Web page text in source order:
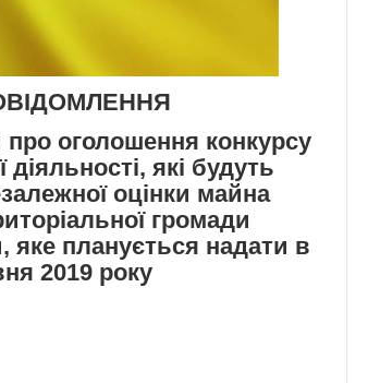
оголошення конкурсу
діяльності, які будуть
оцінки майна
громади
яке планується надати в
2019 року